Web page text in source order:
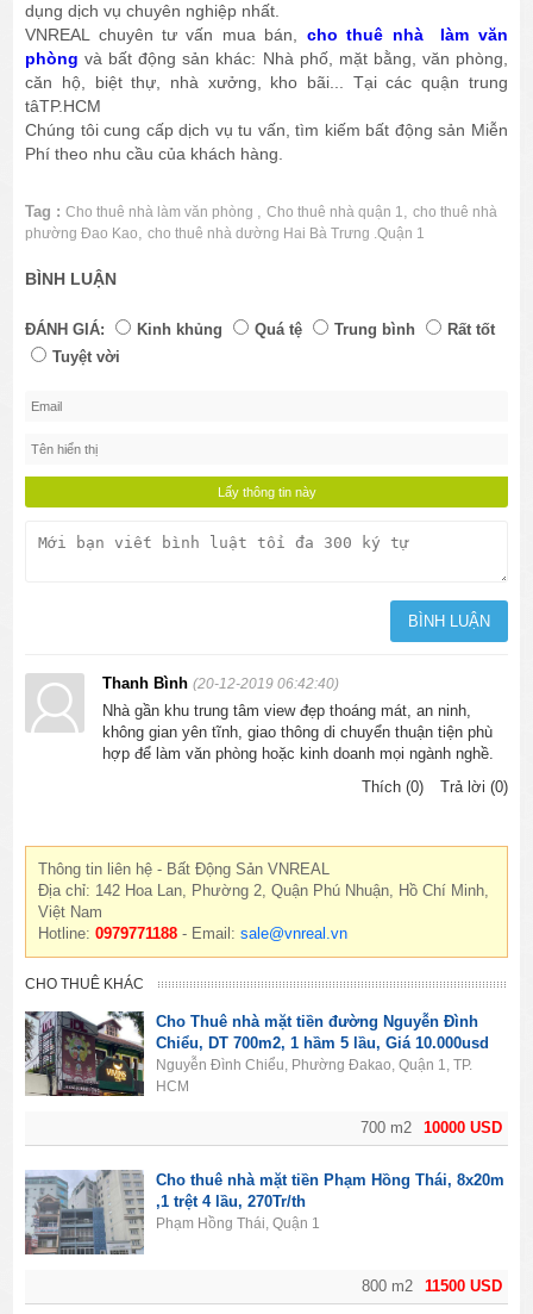
dụng dịch vụ chuyên nghiệp nhất.
VNREAL chuyên tư vấn mua bán, cho thuê nhà làm văn
phòng và bất động sản khác: Nhà phố, mặt bằng, văn phòng,
căn hộ, biệt thự, nhà xưởng, kho bãi... Tại các quận trung
tâTP.HCM
Chúng tôi cung cấp dịch vụ tu vấn, tìm kiếm bất động sản Miễn
Phí theo nhu cầu của khách hàng.
Tag : Cho thuê nhà làm văn phòng ,Cho thuê nhà quận 1,cho thuê nhà
phường Đao Kao,cho thuê nhà dường Hai Bà Trưng .Quận 1
BÌNH LUẬN
ĐÁNH GIÁ: Kinh khủng Quá tệ Trung bình
Rất tốt
Tuyệt vời
Thanh Bình(20-12-2019 06:42:40)
Nhà gần khu trung tâm view đẹp thoáng mát, an ninh,
không gian yên tĩnh, giao thông di chuyển thuận tiện phù
hợp để làm văn phòng hoặc kinh doanh mọi ngành nghề.
Thích (0)
Trả lời (0)
Thông tin liên hệ - Bất Động Sản VNREAL
Địa chỉ: 142 Hoa Lan, Phường 2, Quận Phú Nhuận, Hồ Chí Minh,
Việt Nam
Hotline:0979771188 - Email:sale@vnreal.vn
CHO THUÊ KHÁC
10000 USD
700 m2
Cho Thuê nhà mặt tiền đường Nguyễn Đình
Chiểu, DT 700m2, 1 hầm 5 lầu, Giá 10.000usd
Nguyễn Đình Chiểu, Phường Đakao, Quận 1, TP.
HCM
11500 USD
800 m2
Cho thuê nhà mặt tiền Phạm Hồng Thái, 8x20m
,1 trệt 4 lầu, 270Tr/th
Phạm Hồng Thái, Quận 1